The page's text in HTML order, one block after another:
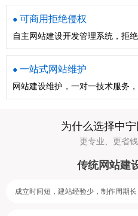
● 可商用拒绝侵权
自主网站建设开发管理系统，拒
● 一站式网站维护
网站建设维护，一对一技术服务
为什么选择中宁
更专业、更省
传统网站建
成立时间短，建站经验少，制作周期长